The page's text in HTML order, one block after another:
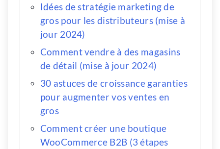
Idées de stratégie marketing de
gros pour les distributeurs (mise à
jour 2024)
Comment vendre à des magasins
de détail (mise à jour 2024)
30 astuces de croissance garanties
pour augmenter vos ventes en
gros
Comment créer une boutique
WooCommerce B2B (3 étapes